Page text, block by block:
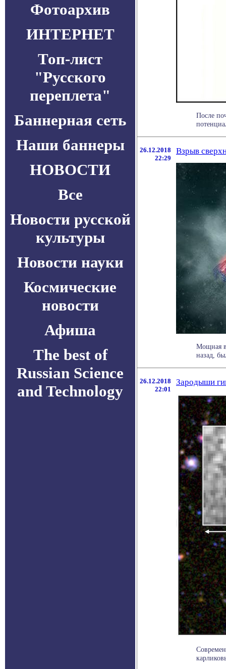
Фотоархив
ИНТЕРНЕТ
Топ-лист
"Русского
переплета"
Баннерная сеть
Наши баннеры
НОВОСТИ
Все
Новости русской
культуры
Новости науки
Космические
новости
Афиша
The best of
Russian Science
and Technology
После
26.12.2018
22:29
Взрыв
Мощная
назад,
26.12.2018
22:01
Зародыши